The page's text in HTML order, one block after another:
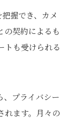
握でき、カメ
の契約によるも
トも受けられる
、プライバシー
れます。月々の